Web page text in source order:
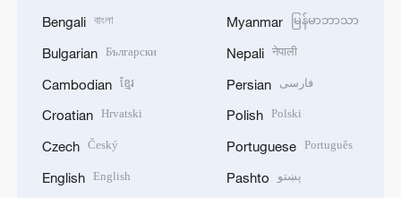
Bengali বাংলা
Bulgarian Български
Cambodian ខ្មែរ
Croatian Hrvatski
Czech Český
English English
Myanmar မြန်မာဘာသာ
Nepali नेपाली
Persian فارسی
Polish Polski
Portuguese Português
Pashto پښتو